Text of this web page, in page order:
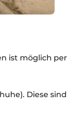
ist möglich per
Diese sind